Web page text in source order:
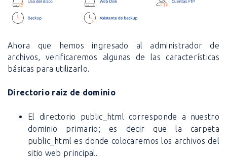
Ahora que hemos ingresado al administrador de
archivos, verificaremos algunas de las características
básicas para utilizarlo.
Directorio raíz de dominio
El directorio public_html corresponde a nuestro
dominio primario; es decir que la carpeta
public_html es donde colocaremos los archivos del
sitio web principal.